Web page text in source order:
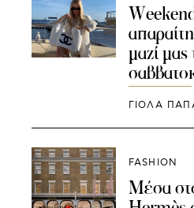
μαζί μας
ΓΙΌΛΑ
FASHION
Μέσα